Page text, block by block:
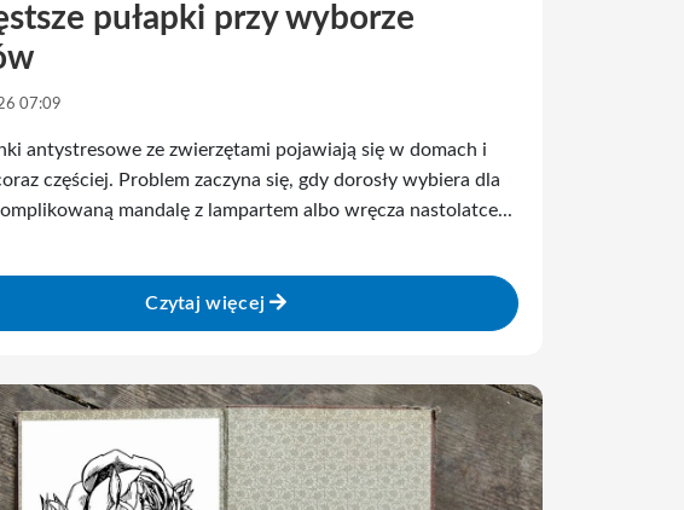
pułapki przy wyborze
07:09
antystresowe ze zwierzętami pojawiają się w domach i
częściej. Problem zaczyna się, gdy dorosły wybiera dla
mandalę z lampartem albo wręcza nastolatce...
Czytaj więcej